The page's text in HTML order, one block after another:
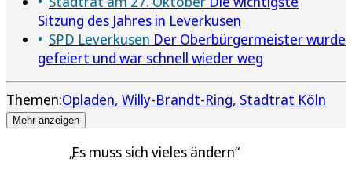
Sitzung des Jahres in Leverkusen
SPD Leverkusen Der Oberbürgermeister wurde
gefeiert und war schnell wieder weg
Themen:Opladen Willy-Brandt-Ring Stadtrat Köln
Mehr anzeigen
Es muss sich vieles ändern